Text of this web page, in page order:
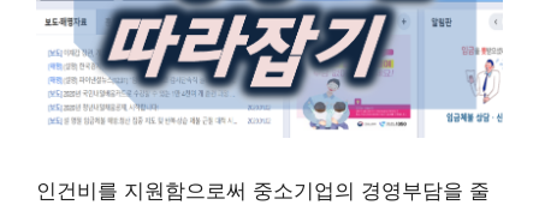
인건비를 지원함으로써 중소기업의 경영부담을 줄